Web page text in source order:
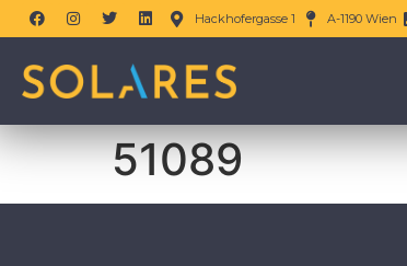
Hackhofergasse 1 A-1190 Wien
51089